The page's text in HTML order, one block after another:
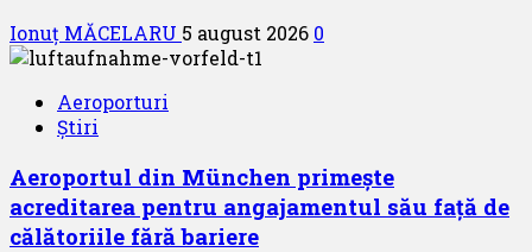
Ionuț MĂCELARU 5 august 2026 0
Aeroporturi
Știri
Aeroportul din München primește
acreditarea pentru angajamentul său față de
călătoriile fără bariere